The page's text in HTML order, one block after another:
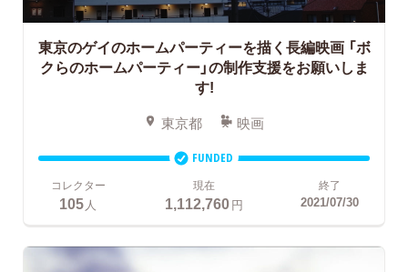
東京のゲイのホームパーティーを描く長編映画「ボ
クらのホームパーティー」の制作支援をお願いしま
す!
東京都 映画
FUNDED
コレクター
105 人
現在
1,112,760円
終了
2021/07/30